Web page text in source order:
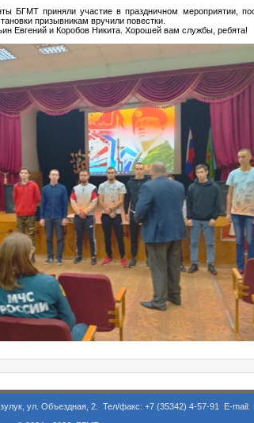
БГМТ приняли участие в праздничном мероприятии,
призывникам вручили повестки.
Евгений и Коробов Никита. Хорошей вам службы, ребята!
2. Тел/факс: +7 (35342) 4-57-91 E-mail: